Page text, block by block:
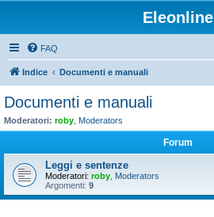
Eleonline
FAQ
Indice Documenti e manuali
Documenti e manuali
Moderatori: roby Moderators
Forum
Leggi e sentenze
Moderatori: roby Moderators
Argomenti: 9